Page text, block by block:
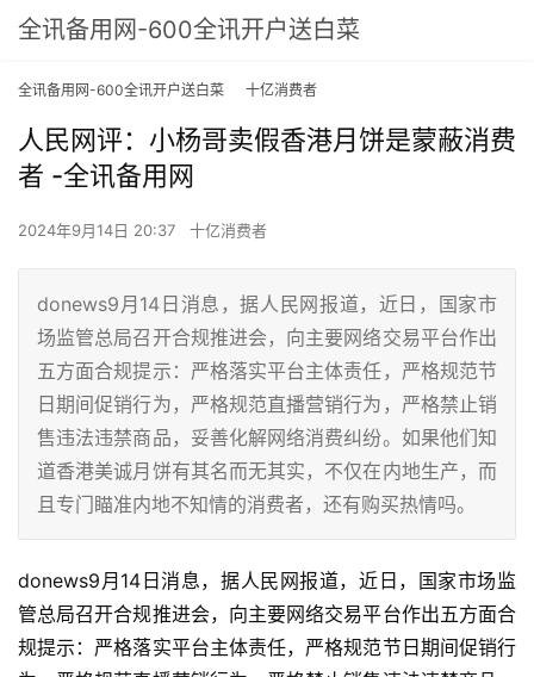
全讯备用网-600全讯开户送白菜
全讯备用网-600全讯开户送白菜 十亿消费者
人民网评：小杨哥卖假香港月饼是蒙蔽消费
者 -全讯备用网
2024年9月14日 20:37 十亿消费者
donews9月14日消息，据人民网报道，近日，国家市
场监管总局召开合规推进会，向主要网络交易平台作出
五方面合规提示：严格落实平台主体责任，严格规范节
日期间促销行为，严格规范直播营销行为，严格禁止销
售违法违禁商品，妥善化解网络消费纠纷。如果他们知
道香港美诚月饼有其名而无其实，不仅在内地生产，而
且专门瞄准内地不知情的消费者，还有购买热情吗。
donews9月14日消息，据人民网报道，近日，国家市场监
管总局召开合规推进会，向主要网络交易平台作出五方面合
规提示：严格落实平台主体责任，严格规范节日期间促销行